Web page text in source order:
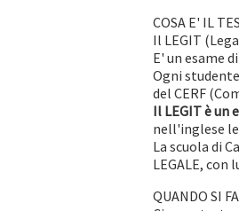
COSA E' IL
Il LEGIT
E' un esame
Ogni
del CERF
Il LEGIT è un
nell'inglese
La scuola di
LEGALE, con
QUANDO SI